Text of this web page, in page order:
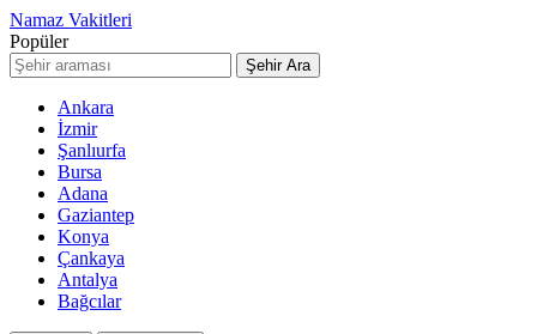
Namaz Vakitleri
Popüler
Şehir Ara
Ankara
İzmir
Şanlıurfa
Bursa
Adana
Gaziantep
Konya
Çankaya
Antalya
Bağcılar